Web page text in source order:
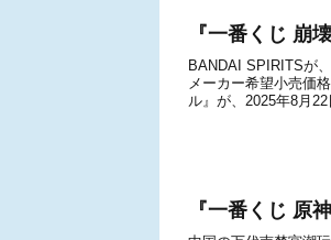
『一番くじ 崩
BANDAI SPIRITSが
メーカー希望小売価
ル』が、2025年8月
『一番くじ 原